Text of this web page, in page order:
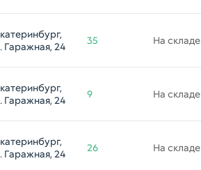
Гаражная, 24
35 На складе
Гаражная, 24
9 На складе
Гаражная, 24
26 На складе